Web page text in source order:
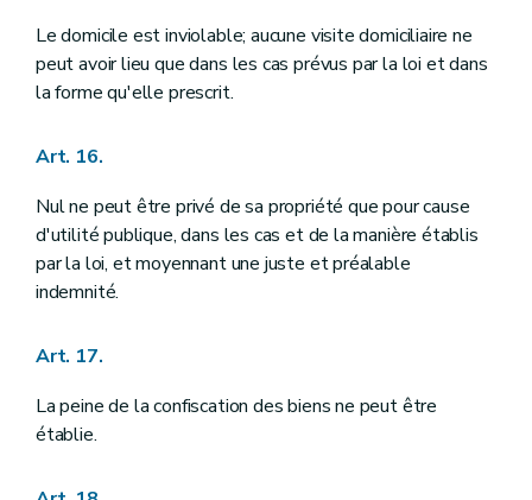
Art. 176
Art. 177
Art. 178
Art. 179
Titre VI
Art. 183
Art. 184
Art. 185
Art. 186
Titre VII
Art. 189
Art. 191
Art. 192
Le domicile est inviolable; aucune visite domiciliaire ne
peut avoir lieu que dans les cas prévus par la loi et dans
la forme qu'elle prescrit.
Art. 16.
Nul ne peut être privé de sa propriété que pour cause
d'utilité publique, dans les cas et de la manière établis
par la loi, et moyennant une juste et préalable
indemnité.
Art. 17.
La peine de la confiscation des biens ne peut être
établie.